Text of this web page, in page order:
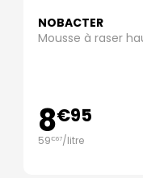
NOBACTER
Mousse à raser
8€95
59€67/litre